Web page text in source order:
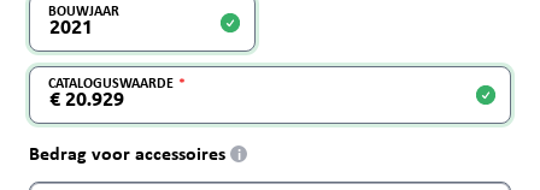
BOUWJAAR
CATALOGUSWAARDE
Bedrag voor accessoires i